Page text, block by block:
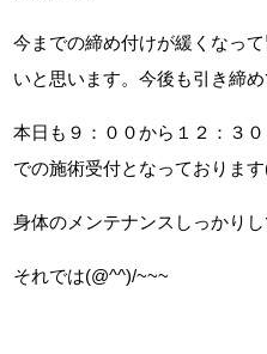
今までの締め付けが緩くなっ
いと思います。今後も引き締
本日も９：００から１２：３
での施術受付となっております
身体のメンテナンスしっかり
それでは(@^^)/~~~